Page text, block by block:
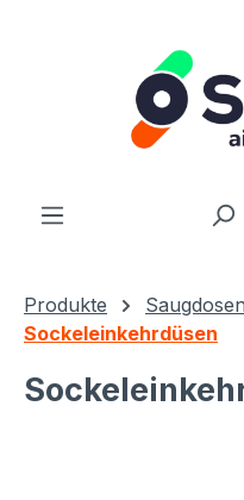
Produkte
Sockeleinkehrdüsen